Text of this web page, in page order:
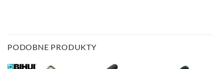
PODOBNE PRODUKTY